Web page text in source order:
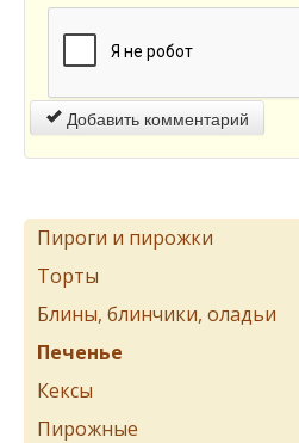
Добавить комментарий
Пироги и пирожки
Торты
Блины, блинчики, оладьи
Печенье
Кексы
Пирожные